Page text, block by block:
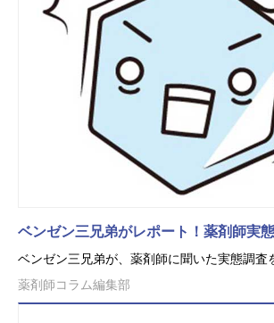
ベンゼン三兄弟がレポート！薬剤師実
ベンゼン三兄弟が、薬剤師に聞いた実態調査
薬剤師コラム編集部